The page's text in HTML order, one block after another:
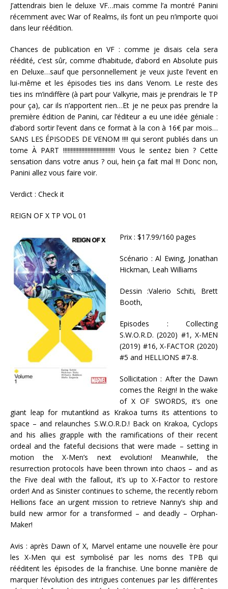
J’attendrais bien le deluxe VF…mais comme l’a montré Panini
récemment avec War of Realms, ils font un peu n’importe quoi
dans leur réédition.
Chances de publication en VF : comme je disais cela sera
réédité, c’est sûr, comme d’habitude, d’abord en Absolute puis
en Deluxe…sauf que personnellement je veux juste l’event en
lui-même et les épisodes ties ins dans Venom. Le reste des
ties ins m’indiffère (à part pour Valkyrie, mais je prendrais le TP
pour ça), car ils n’apportent rien…Et je ne peux pas prendre la
première édition de Panini, car l’éditeur a eu une idée géniale :
d’abord sortir l’event dans ce format à la con à 16€ par mois…
SANS LES ÉPISODES DE VENOM !!!! qui seront publiés dans un
tome À PART !!!!!!!!!!!!!!!!!!!!!!!!!!!!!!!!!! Vous le sentez bien ? Cette
sensation dans votre anus ? oui, hein ça fait mal !!! Donc non,
Panini allez vous faire voir.
Verdict : Check it
REIGN OF X TP VOL 01
Prix : $17.99/160 pages
Scénario : Al Ewing, Jonathan
Hickman, Leah Williams
Dessin :Valerio Schiti, Brett
Booth,
Episodes : Collecting
S.W.O.R.D. (2020) #1, X-MEN
(2019) #16, X-FACTOR (2020)
#5 and HELLIONS #7-8.
Sollicitation : After the Dawn
comes the Reign! In the wake
of X OF SWORDS, it’s one
giant leap for mutantkind as Krakoa turns its attentions to
space – and relaunches S.W.O.R.D.! Back on Krakoa, Cyclops
and his allies grapple with the ramifications of their recent
ordeal and the fateful decisions that were made – setting in
motion the X-Men’s next evolution! Meanwhile, the
resurrection protocols have been thrown into chaos – and as
the Five deal with the fallout, it’s up to X-Factor to restore
order! And as Sinister continues to scheme, the recently reborn
Hellions face an urgent mission to retrieve Nanny’s ship and
build new armor for a transformed – and deadly – Orphan-
Maker!
Avis : après Dawn of X, Marvel entame une nouvelle ère pour
les X-Men qui est symbolisé par les noms des TPB qui
rééditent les épisodes de la franchise. Une bonne manière de
marquer l’évolution des intrigues contenues par les différentes